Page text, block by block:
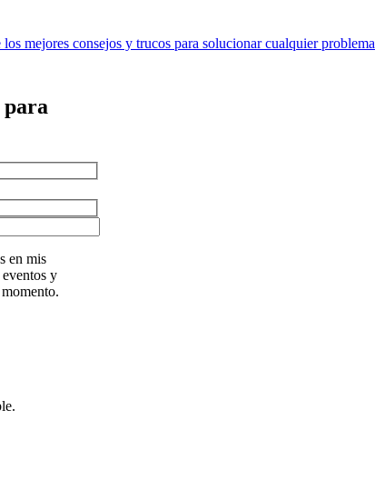
mejores consejos y trucos para solucionar cualquier problema
para
en mis
y